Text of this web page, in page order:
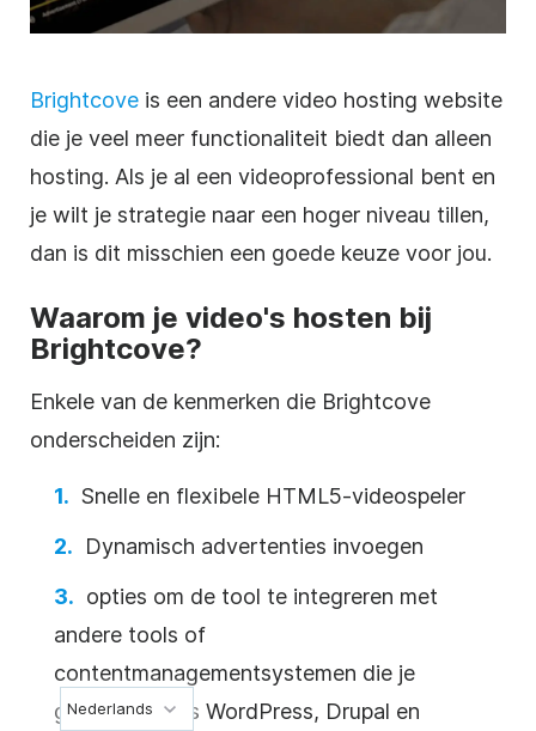
Brightcove is een andere video hosting website
die je veel meer functionaliteit biedt dan alleen
hosting. Als je al een videoprofessional bent en
je wilt je strategie naar een hoger niveau tillen,
dan is dit misschien een goede keuze voor jou.
Waarom je video's hosten bij
Brightcove?
Enkele van de kenmerken die Brightcove
onderscheiden zijn:
Snelle en flexibele HTML5-videospeler
Dynamisch advertenties invoegen
opties om de tool te integreren met
andere tools of
contentmanagementsystemen die je
gebruikt, zoals WordPress, Drupal en
Nederlands